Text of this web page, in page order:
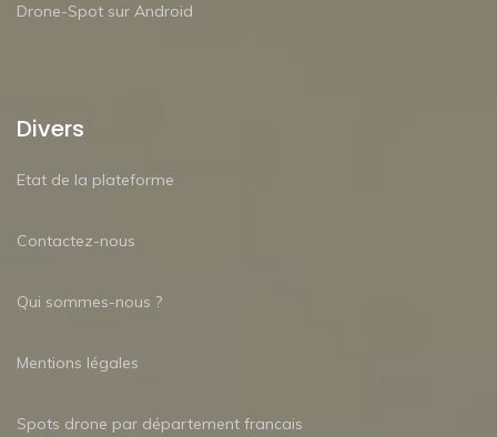
Drone-Spot sur Android
Divers
Etat de la plateforme
Contactez-nous
Qui sommes-nous ?
Mentions légales
Spots drone par département francais